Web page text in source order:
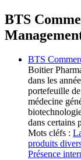
BTS
BTS
Boitier
dans les
portefeuille
médecine
dans certains
Mots cléfs :
produits
Présence